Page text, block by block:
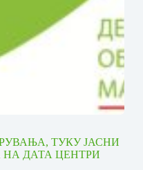
ТУКУ ЈАСНИ
НА ДАТА ЦЕНТРИ